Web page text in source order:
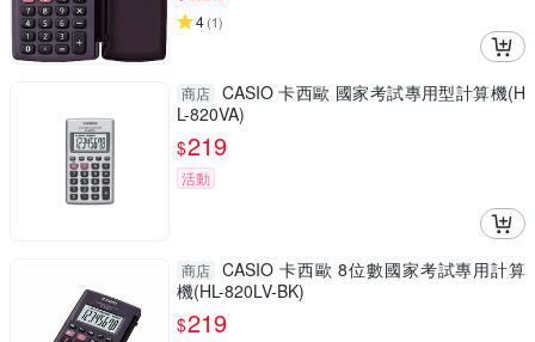
4(1)
商店 CASIO 卡西歐 國家考試專用型計算機(H
L-820VA)
$219
活動
商店 CASIO 卡西歐 8位數國家考試專用計算
機(HL-820LV-BK)
$219